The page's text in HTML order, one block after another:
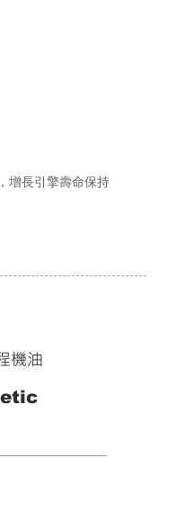
增長引擎壽命保持
機油